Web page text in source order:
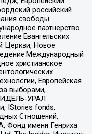
российский
свободы
партнерство
Евангельских
Церкви, Новое
Международный
христианское
Европейская
выборами,
УРАЛ,
IStories fonds,
Отношений,
имени Генриха